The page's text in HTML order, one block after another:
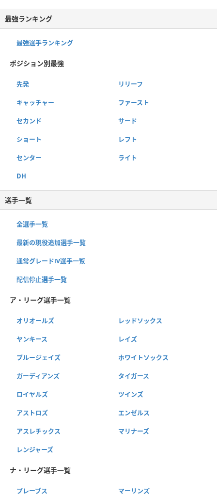
最強ランキング
最強選手ランキング
ポジション別最強
先発 リリーフ
キャッチャー ファースト
セカンド サード
ショート レフト
センター ライト
DH
選手一覧
全選手一覧
最新の現役追加選手一覧
通常グレードⅣ選手一覧
配信停止選手一覧
ア・リーグ選手一覧
オリオールズ レッドソックス
ヤンキース レイズ
ブルージェイズ ホワイトソックス
ガーディアンズ タイガース
ロイヤルズ ツインズ
アストロズ エンゼルス
アスレチックス マリナーズ
レンジャーズ
ナ・リーグ選手一覧
ブレーブス マーリンズ